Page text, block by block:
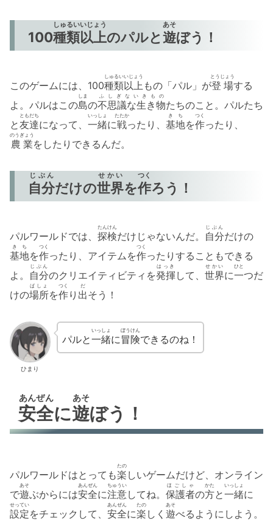
100種
しゅ
類
るい
以上
いじょう
のパルと遊
あそ
ぼう！
このゲームには、100種
しゅ
類
るい
以上
いじょう
もの「パル」が登場
とうじょう
する
よ。パルはこの島
しま
の不思議な生き物
ふしぎないきもの
たちのこと。パルたち
と友達
ともだち
になって、 一緒
いっしょ
に戦
たたか
ったり、 基地
きち
を作
つく
ったり、
農業
のうぎょう
をしたりできるんだ。
自分
じぶん
だけの世界
せかい
を作
つく
ろう！
パルワールドでは、 探検
たんけん
だけじゃないんだ。 自分
じぶん
だけの
基地
きち
を作
つく
ったり、アイテムを作
つく
ったりすることもできる
よ。 自分
じぶん
のクリエイティビティを発揮
はっき
して、 世界
せかい
に一
ひと
つだ
けの場所
ばしょ
を作
つく
り 出
だ
そう！
ひまり
パルと一緒
いっしょ
に冒険
ぼうけん
できるのね！
安全
あんぜん
に遊
あそ
ぼう！
パルワールドはとっても楽
たの
しいゲームだけど、オンライン
で遊
あそ
ぶからには安全
あんぜん
に注意
ちゅうい
してね。 保護者
ほごしゃ
の方
かた
と一緒
いっしょ
に
設定
せってい
をチェックして、 安全
あんぜん
に楽
たの
しく 遊
あそ
べるようにしよう。